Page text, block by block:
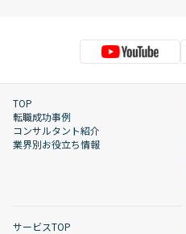
TOP
転職成功事例
コンサルタント紹介
業界別お役立ち情報
サービスTOP